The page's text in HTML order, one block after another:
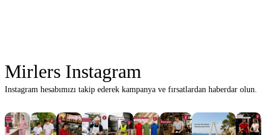
Mirlers Instagram
Instagram hesabımızı takip ederek kampanya ve fırsatlardan haberdar olun.